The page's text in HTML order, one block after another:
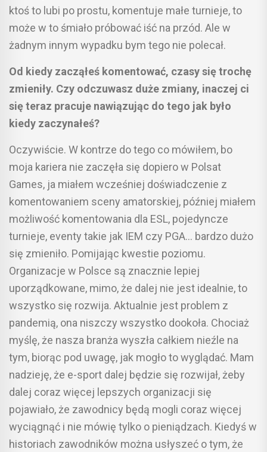
ktoś to lubi po prostu, komentuje małe turnieje, to
może w to śmiało próbować iść na przód. Ale w
żadnym innym wypadku bym tego nie polecał.
Od kiedy zacząłeś komentować, czasy się trochę
zmieniły. Czy odczuwasz duże zmiany, inaczej ci
się teraz pracuje nawiązując do tego jak było
kiedy zaczynałeś?
Oczywiście. W kontrze do tego co mówiłem, bo
moja kariera nie zaczęła się dopiero w Polsat
Games, ja miałem wcześniej doświadczenie z
komentowaniem sceny amatorskiej, później miałem
możliwość komentowania dla ESL, pojedyncze
turnieje, eventy takie jak IEM czy PGA… bardzo dużo
się zmieniło. Pomijając kwestie poziomu.
Organizacje w Polsce są znacznie lepiej
uporządkowane, mimo, że dalej nie jest idealnie, to
wszystko się rozwija. Aktualnie jest problem z
pandemią, ona niszczy wszystko dookoła. Chociaż
myślę, że nasza branża wyszła całkiem nieźle na
tym, biorąc pod uwagę, jak mogło to wyglądać. Mam
nadzieję, że e-sport dalej będzie się rozwijał, żeby
dalej coraz więcej lepszych organizacji się
pojawiało, że zawodnicy będą mogli coraz więcej
wyciągnąć i nie mówię tylko o pieniądzach. Kiedyś w
historiach zawodników można usłyszeć o tym, że